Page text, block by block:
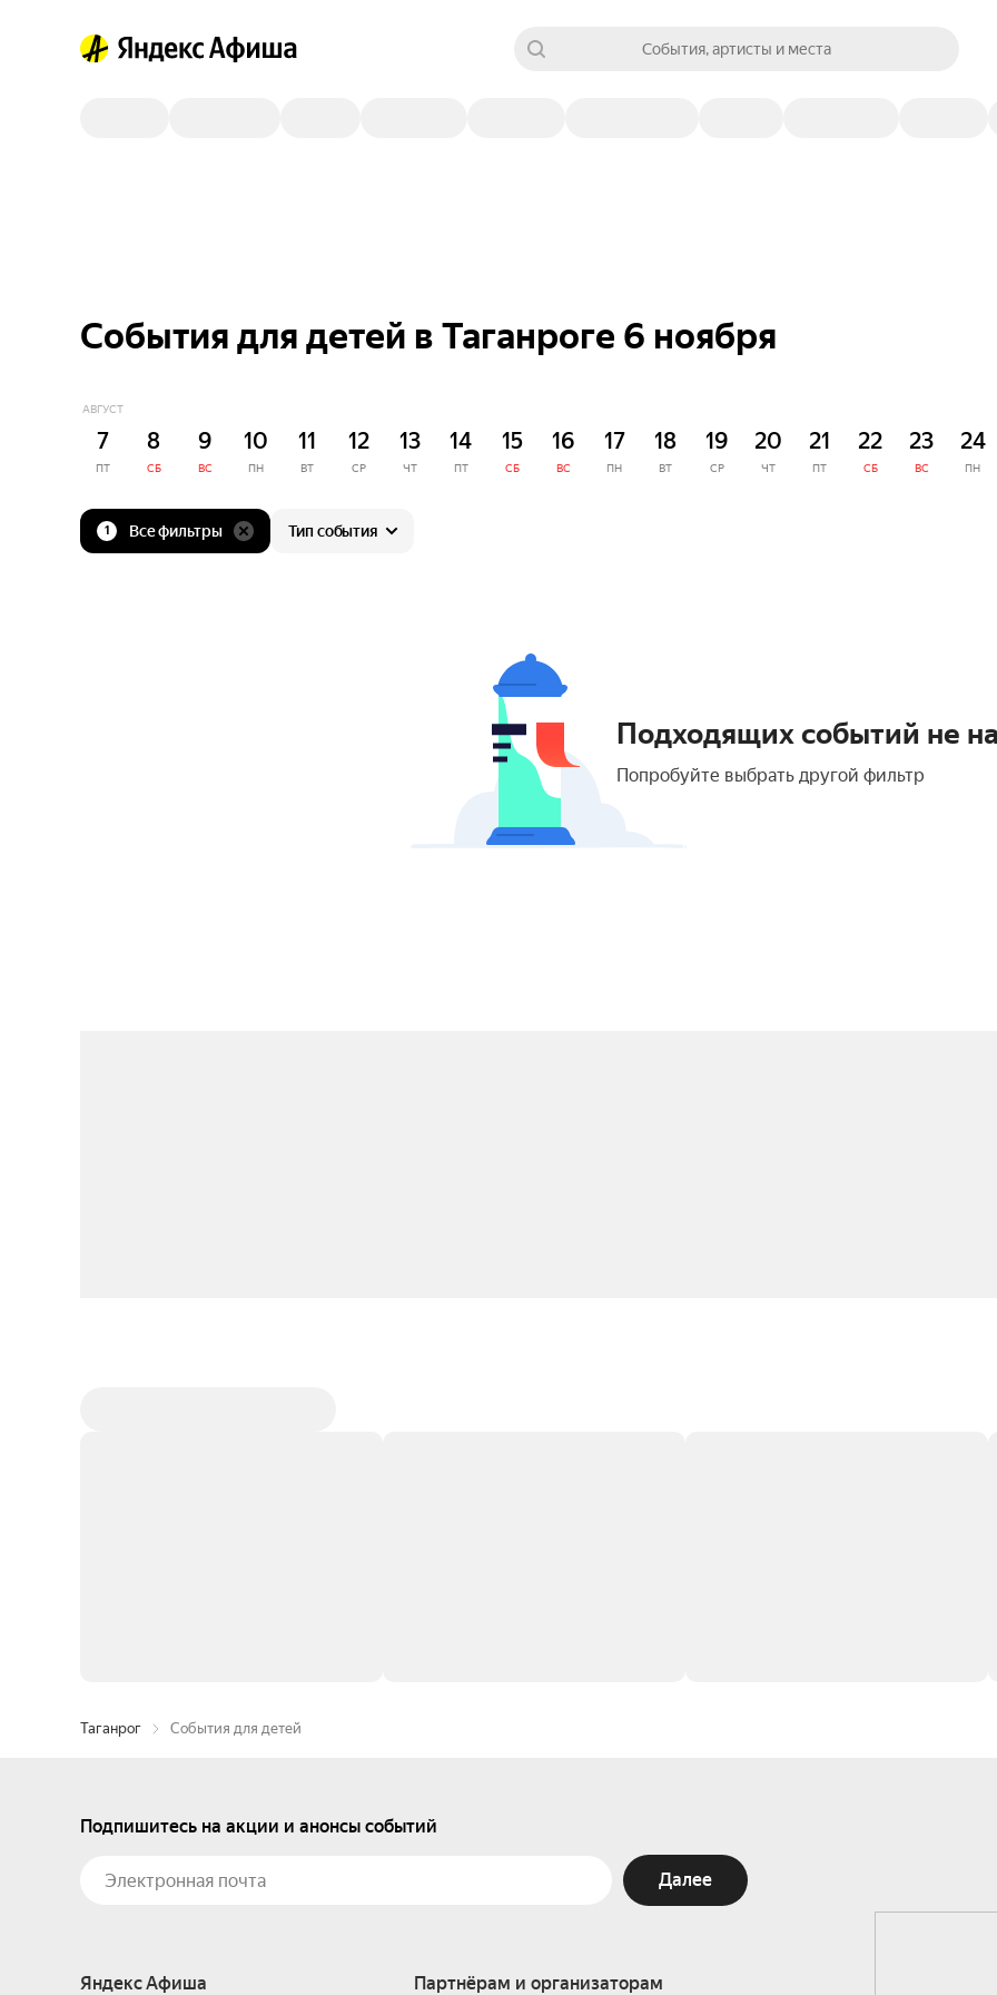
События, артисты и места
События для детей в Таганроге 6 ноября
АВГУСТ
7
ПТ
8
СБ
9
ВС
10
ПН
11
ВТ
12
СР
13
ЧТ
14
ПТ
15
СБ
16
ВС
17
ПН
18
ВТ
19
СР
20
ЧТ
21
ПТ
22
СБ
23
ВС
24
ПН
1 Все фильтры Тип события
Подходящих событий не
Попробуйте выбрать другой фильтр
Таганрог События для детей
Подпишитесь на акции и анонсы событий
Далее
Яндекс Афиша Партнёрам и организаторам